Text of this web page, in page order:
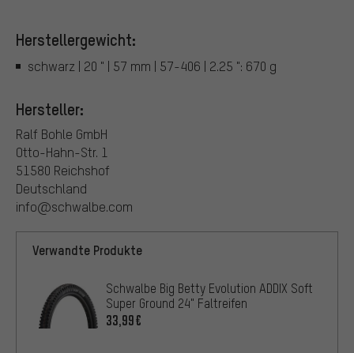
Herstellergewicht:
schwarz | 20 " | 57 mm | 57-406 | 2.25 ": 670 g
Hersteller:
Ralf Bohle GmbH
Otto-Hahn-Str. 1
51580 Reichshof
Deutschland
info@schwalbe.com
Verwandte Produkte
Schwalbe Big Betty Evolution ADDIX Soft
Super Ground 24" Faltreifen
33,99€